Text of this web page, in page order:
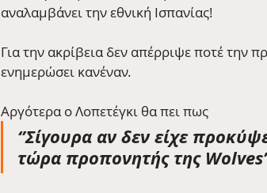
αναλαμβάνει την εθνική Ισπανίας!
Για την ακρίβεια δεν απέρριψε ποτέ την
ενημερώσει κανέναν.
Αργότερα ο Λοπετέγκι θα πει πως
‘’Σίγουρα αν δεν είχε
τώρα προπονητής της